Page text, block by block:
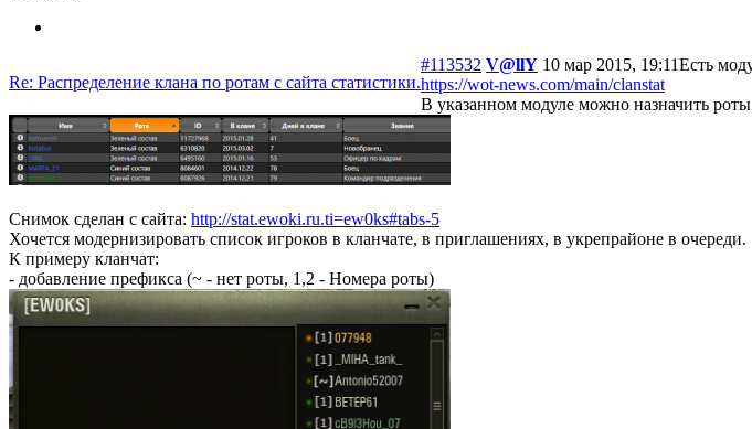
Re: Распределение клана по ротам с сайта статистики.
#113532 V@llY 10 мар 2015, 19:11Есть
https://wot-news.com/main/clanstat
В указанном модуле можно назначить
Снимок сделан с сайта: http://stat.ewoki.ru.ti=ew0ks#tabs-5
Хочется модернизировать список игроков в кланчате, в приглашениях, в укрепрайоне в очереди.
К примеру кланчат:
- добавление префикса (~ - нет роты, 1,2 - Номера роты)